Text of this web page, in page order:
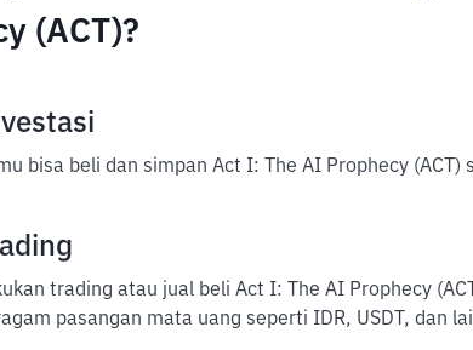
(ACT)?
bisa beli dan simpan Act I: The AI Prophecy (ACT)
trading atau jual beli Act I: The AI Prophecy
pasangan mata uang seperti IDR, USDT, dan